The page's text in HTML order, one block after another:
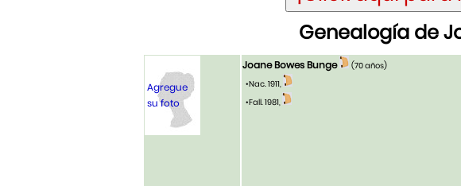
Genealogía de
Agregue
su foto
Joane Bowes Bunge
(70 años)
•Nac. 1911,
•Fall. 1981,